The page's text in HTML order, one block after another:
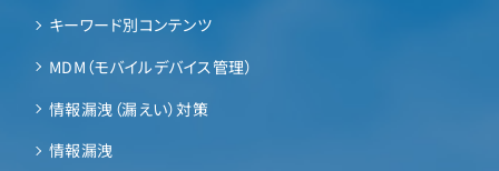
キーワード別コンテンツ
MDM（モバイルデバイス管理）
情報漏洩（漏えい）対策
情報漏洩